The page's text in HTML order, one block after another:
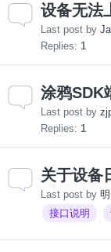
设备无法
Last post by
Replies: 1
涂鸦SDK
Last post by
Replies: 1
关于设备
Last post by
接口说明